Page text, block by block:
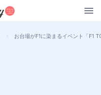
> お台場がF1に染まるイベント「F1